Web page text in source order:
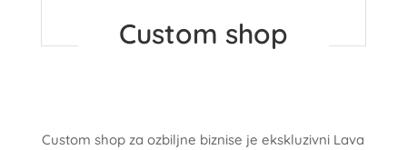
Custom shop
Custom shop za ozbiljne biznise je ekskluzivni Lava